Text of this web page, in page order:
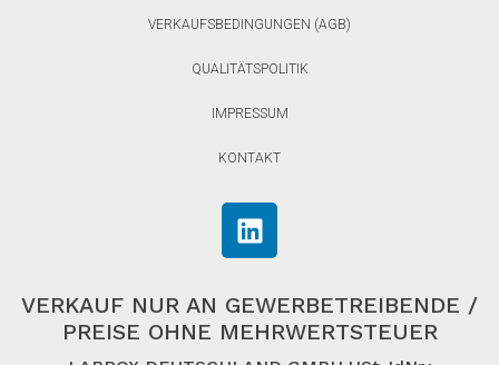
VERKAUFSBEDINGUNGEN (AGB)
QUALITÄTSPOLITIK
IMPRESSUM
KONTAKT
VERKAUF NUR AN GEWERBETREIBENDE /
PREISE OHNE MEHRWERTSTEUER